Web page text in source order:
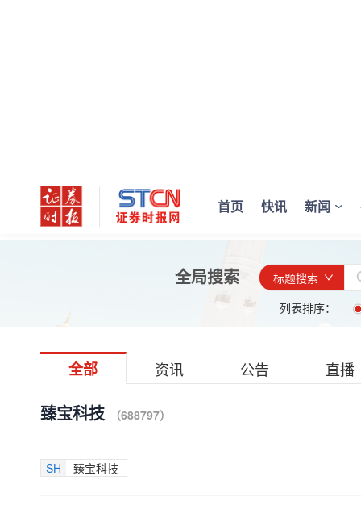
首页 快讯 新闻
全局搜索
标题搜索
列表排序：
全部 资讯 公告 直播
臻宝科技 （688797）
SH 臻宝科技